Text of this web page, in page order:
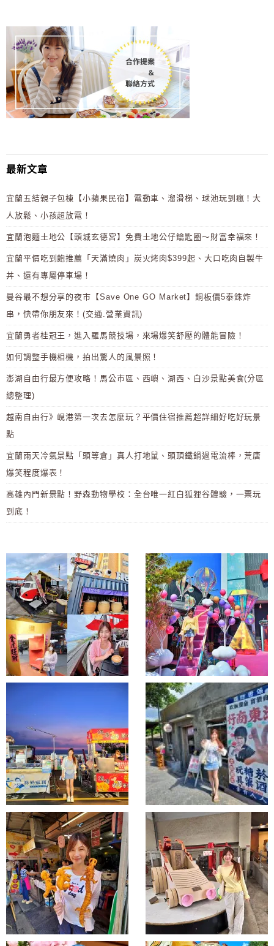
最新文章
宜蘭五結親子包棟【小蘋果民宿】電動車、溜滑梯、球池玩到瘋！大
人放鬆、小孩超放電！
宜蘭泡麵土地公【頭城玄德宮】免費土地公仔鑰匙圈～財富幸福來！
宜蘭平價吃到飽推薦「天滿燒肉」炭火烤肉$399起、大口吃肉自製牛
丼、還有專屬停車場！
曼谷最不想分享的夜市【Save One GO Market】銅板價5泰銖炸
串，快帶你朋友來！(交通.營業資訊)
宜蘭勇者桂冠王，進入羅馬競技場，來場爆笑舒壓的體能冒險！
如何調整手機相機，拍出驚人的風景照！
澎湖自由行最方便攻略！馬公市區、西嶼、湖西、白沙景點美食(分區
總整理)
越南自由行》峴港第一次去怎麼玩？平價住宿推薦超詳細好吃好玩景
點
宜蘭雨天冷氣景點「頭等倉」真人打地鼠、頭頂鐵鍋過電流棒，荒唐
爆笑程度爆表！
高雄內門新景點！野森動物學校：全台唯一紅白狐狸谷體驗，一票玩
到底！